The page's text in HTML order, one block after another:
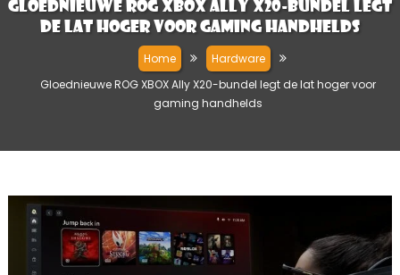
Gloednieuwe ROG XBOX Ally X20-bundel legt
de lat hoger voor gaming handhelds
Home
Hardware
Gloednieuwe ROG XBOX Ally X20-bundel legt de lat hoger voor
gaming handhelds